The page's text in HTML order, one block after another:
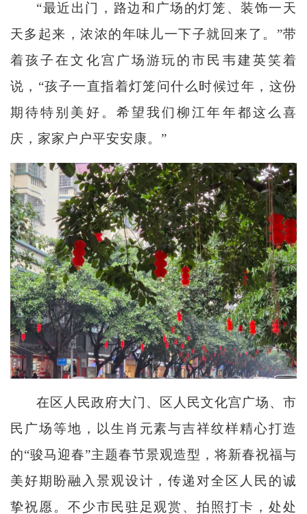
“最近出门，路边和广场的灯笼、装饰一天
天多起来，浓浓的年味儿一下子就回来了。”带
着孩子在文化宫广场游玩的市民韦建英笑着
说，“孩子一直指着灯笼问什么时候过年，这份
期待特别美好。希望我们柳江年年都这么喜
庆，家家户户平安安康。”
在区人民政府大门、区人民文化宫广场、市
民广场等地，以生肖元素与吉祥纹样精心打造
的“骏马迎春”主题春节景观造型，将新春祝福与
美好期盼融入景观设计，传递对全区人民的诚
挚祝愿。不少市民驻足观赏、拍照打卡，处处